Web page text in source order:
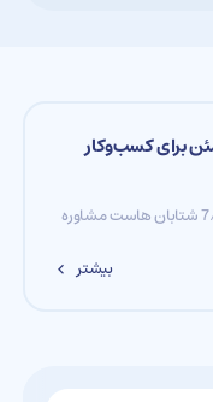
برای کسب‌وکار
برای یافتن هاست مناسب خود از پشتیبانی 7/24 شتابان هاست مشاوره
بیشتر